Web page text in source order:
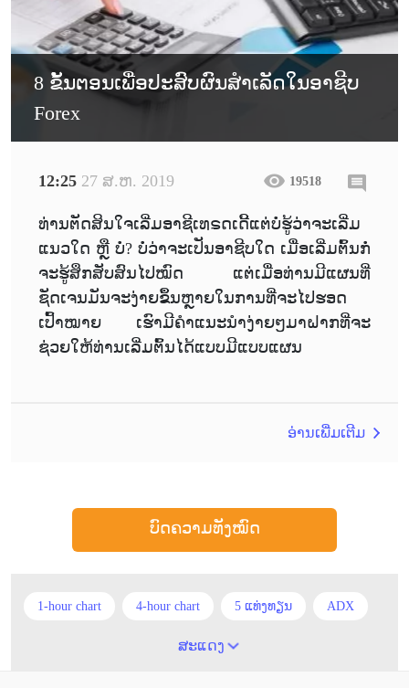
8 ຂັ້ນຕອນເພື່ອປະສົບຜົນສຳເລັດໃນອາຊີບ
Forex
12:25 27 ສ.ຫ. 2019 19518
ທ່ານຕັດສິນໃຈເລີ່ມອາຊີເທຣດເດີ້ແຕ່ບໍ່ຮູ້ວ່າຈະເລີ່ມ
ແນວໃດ ຫຼື ບໍ່? ບໍ່ວ່າຈະເປັນອາຊີບໃດ ເມື່ອເລີ່ມຕົ້ນກໍ່
ຈະຮູ້ສຶກສັບສົນໄປໝົດ ແຕ່ເມື່ອທ່ານມີແຜນທີ່
ຊັດເຈນມັນຈະງ່າຍຂຶ້ນຫຼາຍໃນການທີ່ຈະໄປຮອດ
ເປົ້າໝາຍ ເຮົາມີຄຳແນະນຳງ່າຍໆມາຝາກທີ່ຈະ
ຊ່ວຍໃຫ້ທ່ານເລີ່ມຕົ້ນໄດ້ແບບມີແບບແຜນ
ອ່ານເພີ່ມເຕີມ
ບົດຄວາມທັງໝົດ
1-hour chart 4-hour chart 5 ແທ່ງທຽນ ADX
Alexander Elder
ສະແດງ